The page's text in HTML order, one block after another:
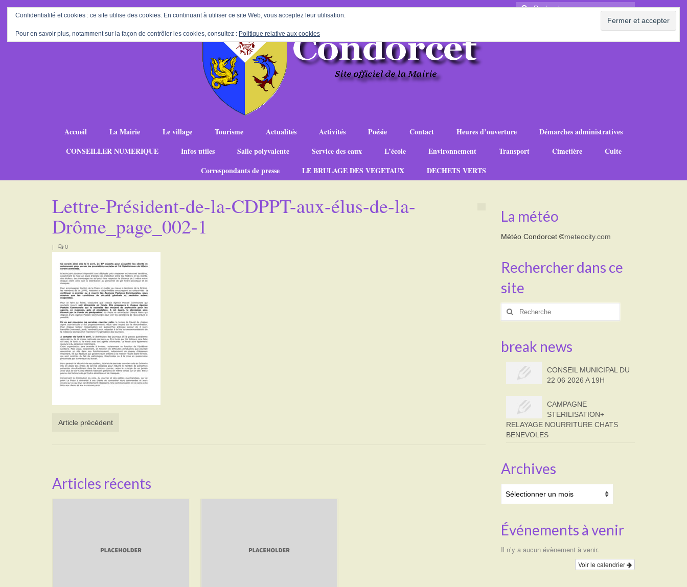
Rechercher
Accueil La Mairie Le village Tourisme Actualités Activités Poésie Contact Heures d’ouverture
Démarches administratives
CONSEILLER NUMERIQUE
Infos utiles Salle polyvalente Service des eaux L’école Environnement Transport Cimetière
Culte
Correspondants de presse
LE BRULAGE DES VEGETAUX DECHETS VERTS
Lettre-Président-de-la-CDPPT-aux-élus-de-la-
Drôme_page_002-1
| 0
Article précédent
Articles récents
La météo
Météo Condorcet©meteocity.com
Rechercher dans ce
site
Rechercher
break news
CONSEIL MUNICIPAL DU
22 06 2026 A 19H
CAMPAGNE
STERILISATION+
RELAYAGE NOURRITURE CHATS
BENEVOLES
Archives
Événements à venir
Il n’y a aucun évènement à venir.
Voir le calendrier
Confidentialité et cookies : ce site utilise des cookies. En continuant à utiliser ce site Web, vous acceptez leur utilisation.
Pour en savoir plus, notamment sur la façon de contrôler les cookies, consultez : Politique relative aux cookies